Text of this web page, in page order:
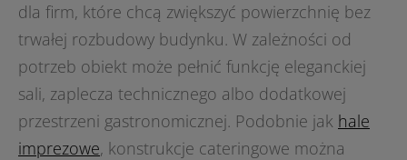
dla firm, które chcą zwiększyć powierzchnię bez
trwałej rozbudowy budynku. W zależności od
potrzeb obiekt może pełnić funkcję eleganckiej
sali, zaplecza technicznego albo dodatkowej
przestrzeni gastronomicznej. Podobnie jak hale
imprezowe, konstrukcje cateringowe można